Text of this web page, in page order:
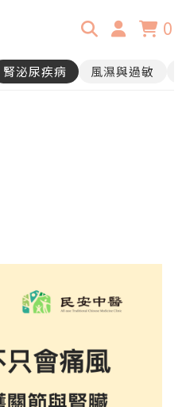
0
腎泌尿疾病 風濕與過敏